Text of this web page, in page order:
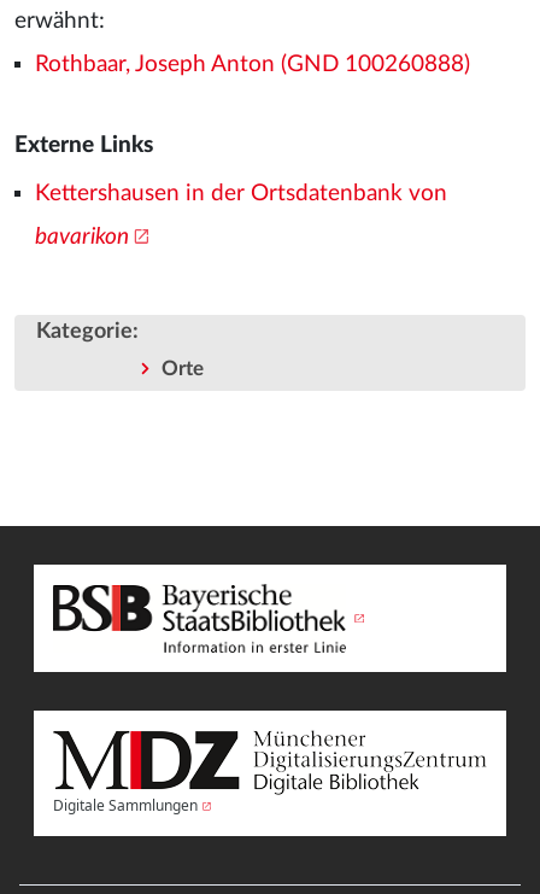
erwähnt:
Rothbaar, Joseph Anton (GND 100260888)
Externe Links
Kettershausen in der Ortsdatenbank von
bavarikon
Kategorie:
Orte
Digitale Sammlungen